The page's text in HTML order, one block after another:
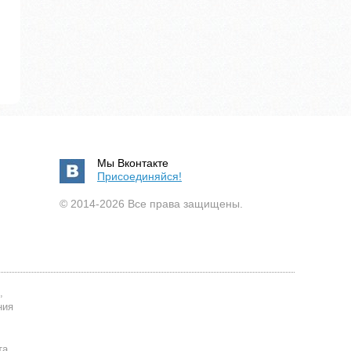
Мы Вконтакте
Присоединяйся!
© 2014-2026 Все права защищены.